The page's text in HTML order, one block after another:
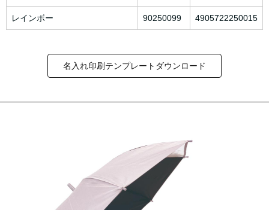
レインボー 90250099 4905722250015
名入れ印刷テンプレートダウンロード